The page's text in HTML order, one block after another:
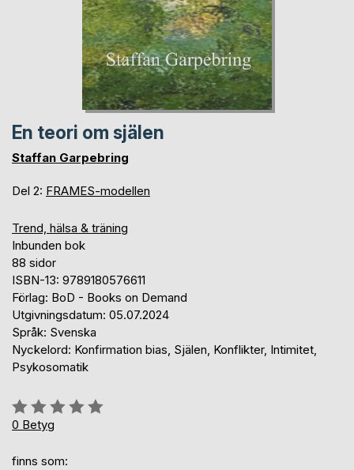
En teori om själen
Staffan Garpebring
Del 2: FRAMES-modellen
Trend, hälsa & träning
Inbunden bok
88 sidor
ISBN-13: 9789180576611
Förlag: BoD - Books on Demand
Utgivningsdatum: 05.07.2024
Språk: Svenska
Nyckelord: Konfirmation bias, Själen, Konflikter, Intimitet,
Psykosomatik
Betyg::
0%
0 Betyg
finns som: